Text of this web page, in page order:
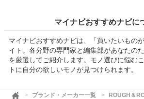
マイナビおすすめナビに
マイナビおすすめナビは、「買いたいもの
イト。各分野の専門家と編集部があなたの
を厳選してご紹介します。モノ選びに悩む
トに自分の欲しいモノが見つけられます。
ブランド・メーカー一覧 ROUGH＆